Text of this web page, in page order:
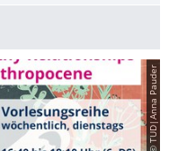
© TUD|Anna Pauder